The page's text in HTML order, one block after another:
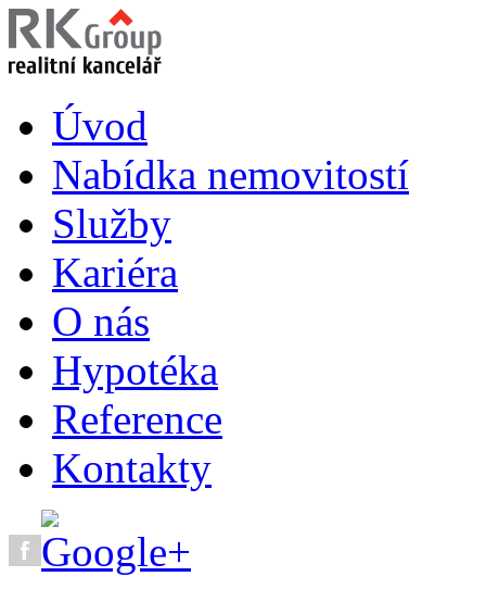
Úvod
Nabídka nemovitostí
Služby
Kariéra
O nás
Hypotéka
Reference
Kontakty